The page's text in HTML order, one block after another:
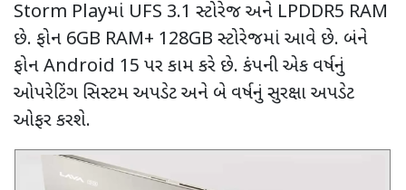
Storm Playમાં UFS 3.1 સ્ટોરેજ અને LPDDR5 RAM
છે. ફોન 6GB RAM+ 128GB સ્ટોરેજમાં આવે છે. બંને
ફોનAndroid 15 પર કામ કરે છે. કંપની એક વર્ષનું
ઓપરેટિંગ સિસ્ટમ અપડેટ અને બે વર્ષનું સુરક્ષા અપડેટ
ઓફર કરશે.